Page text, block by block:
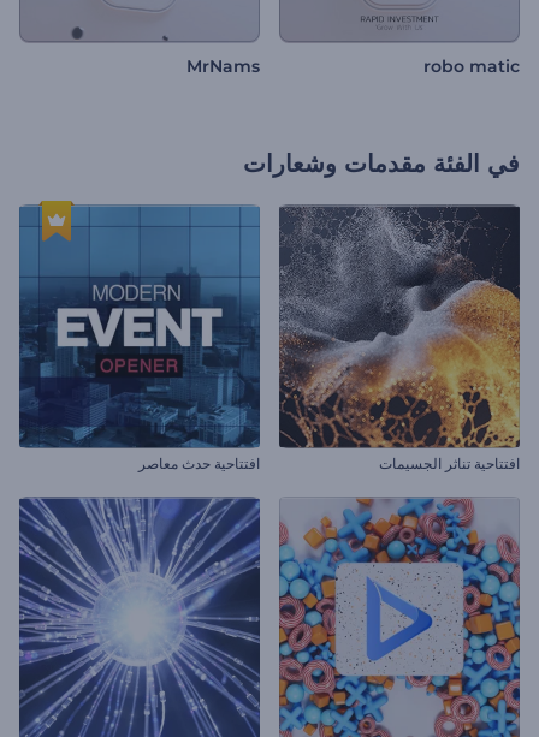
robo matic
MrNams
في الفئة مقدمات وشعارات
افتتاحية تناثر الجسيمات افتتاحية حدث معاصر